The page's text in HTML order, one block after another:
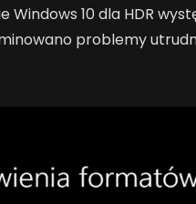
Windows 10 dla HDR
problemy